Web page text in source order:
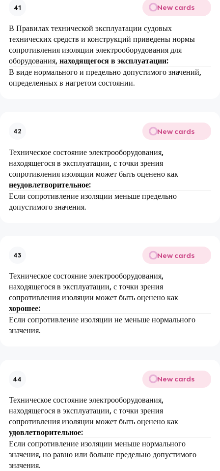
41 New cards
В Правилах технической эксплуатации судовых
технических средств и конструкций приведены нормы
сопротивления изоляции электрооборудования для
оборудования, находящегося в эксплуатации:
В виде нормального и предельно допустимого значений,
определенных в нагретом состоянии.
42 New cards
Техническое состояние электрооборудования,
находящегося в эксплуатации, с точки зрения
сопротивления изоляции может быть оценено как
неудовлетворительное:
Если сопротивление изоляции меньше предельно
допустимого значения.
43 New cards
Техническое состояние электрооборудования,
находящегося в эксплуатации, с точки зрения
сопротивления изоляции может быть оценено как
хорошее:
Если сопротивление изоляции не меньше нормального
значения.
44 New cards
Техническое состояние электрооборудования,
находящегося в эксплуатации, с точки зрения
сопротивления изоляции может быть оценено как
удовлетворительное:
Если сопротивление изоляции меньше нормального
значения, но равно или больше предельно допустимого
значения.